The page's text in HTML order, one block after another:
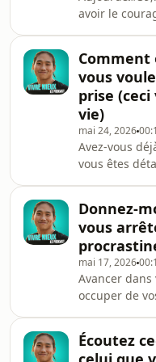
comment
https://
Notre méth
avoir le
soirée
la
⁠https://
pas que le
l’intérieur,
comment
https://
Comment
vous
prise
vie)
mai 24, 2026
Avez-vous
vous êtes
attaché à
risquez
se produise
monde
cliquez ici
démarrer
https://
Notre méth
Donnez-
vous
mai 17, 2026
Avancer
occuper de
Ranger votre
exactement
Écoutez